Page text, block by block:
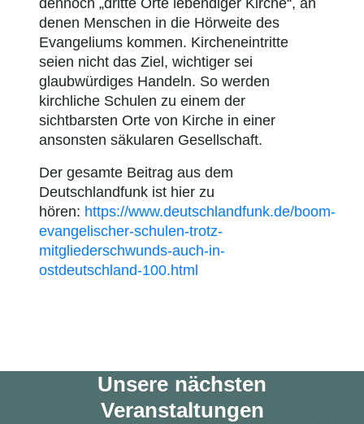
dennoch „dritte Orte lebendiger Kirche“, an
denen Menschen in die Hörweite des
Evangeliums kommen. Kircheneintritte
seien nicht das Ziel, wichtiger sei
glaubwürdiges Handeln. So werden
kirchliche Schulen zu einem der
sichtbarsten Orte von Kirche in einer
ansonsten säkularen Gesellschaft.
Der gesamte Beitrag aus dem
Deutschlandfunk ist hier zu
hören: https://www.deutschlandfunk.de/boom-
evangelischer-schulen-trotz-
mitgliederschwunds-auch-in-
ostdeutschland-100.html
Unsere nächsten
Veranstaltungen